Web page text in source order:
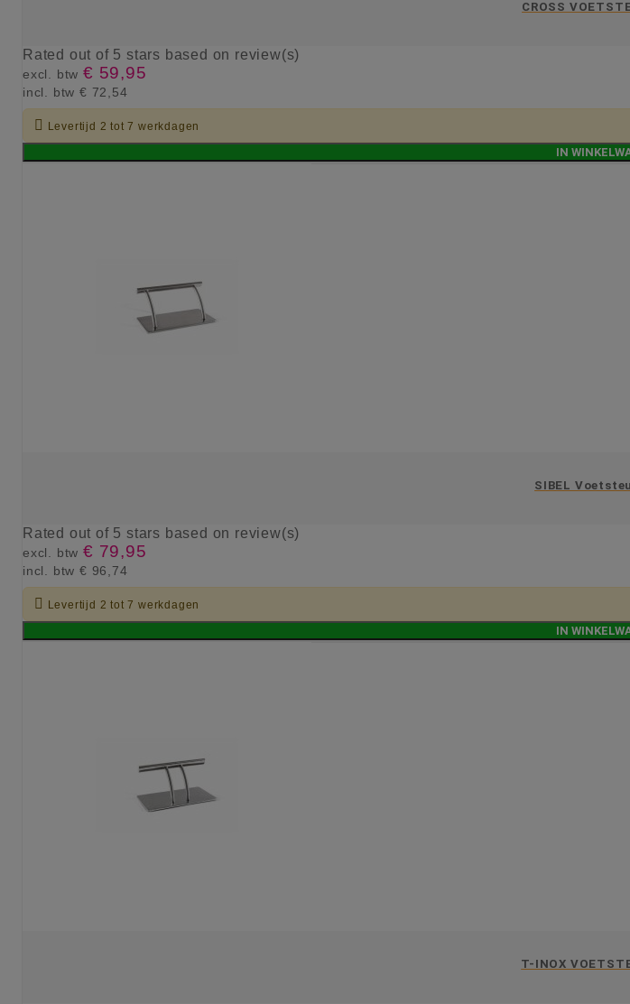
CROSS
Rated out of 5 stars based on review(s)
excl. btw € 59,95
incl. btw € 72,54
 Levertijd 2 tot 7 werkdagen
IN
SIBEL
Rated out of 5 stars based on review(s)
excl. btw € 79,95
incl. btw € 96,74
 Levertijd 2 tot 7 werkdagen
IN
T-INOX